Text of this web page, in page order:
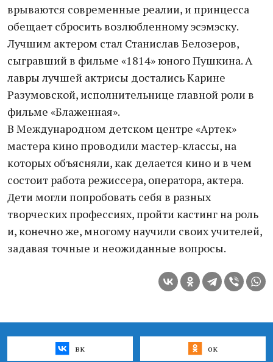
врываются современные реалии, и принцесса
обещает сбросить возлюбленному эсэмэску.
Лучшим актером стал Станислав Белозеров,
сыгравший в фильме «1814» юного Пушкина. А
лавры лучшей актрисы достались Карине
Разумовской, исполнительнице главной роли в
фильме «Блаженная».
В Международном детском центре «Артек»
мастера кино проводили мастер-классы, на
которых объясняли, как делается кино и в чем
состоит работа режиссера, оператора, актера.
Дети могли попробовать себя в разных
творческих профессиях, пройти кастинг на роль
и, конечно же, многому научили своих учителей,
задавая точные и неожиданные вопросы.
вк ок